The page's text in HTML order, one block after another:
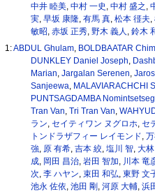
中井 睦美, 中村 一史 中村 盛之
実, 早坂 康隆, 有馬 真, 松本 徰夫
敏昭 赤坂 正秀, 野木 義人 鈴木
1:ABDUL Ghulam BOLDBAATAR
DUNKLEY Daniel Joseph
Marian Jargalan Serenen
Sanjeewa MALAVIARACHCHI
PUNTSAGDAMBA Nomintsetseg
Tran Van Tri Tran Van
ラン セイティワン ヌグロホ セ
トンドラザフィー レイモンド
強, 原 有希, 吉本 絞 塩川 智, 大
成, 岡田 昌治, 岩田 智加 川本 竜
次 李 ハヤン 束田 和弘 東野 文
池永 佐依, 池田 剛, 河原 大輔, 浜